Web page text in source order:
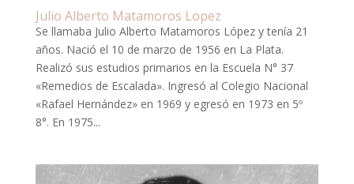
Julio Alberto Matamoros Lopez
Se llamaba Julio Alberto Matamoros López y tenía 21
años. Nació el 10 de marzo de 1956 en La Plata.
Realizó sus estudios primarios en la Escuela N° 37
«Remedios de Escalada». Ingresó al Colegio Nacional
«Rafael Hernández» en 1969 y egresó en 1973 en 5º
8°. En 1975...